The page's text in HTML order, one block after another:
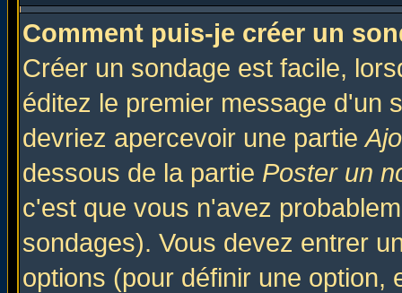
Comment puis-je créer un
Créer un sondage est facile,
éditez le premier message d'un
devriez apercevoir une partie
dessous de la partie Poster un
c'est que vous n'avez
sondages). Vous devez entrer
options (pour définir une option,